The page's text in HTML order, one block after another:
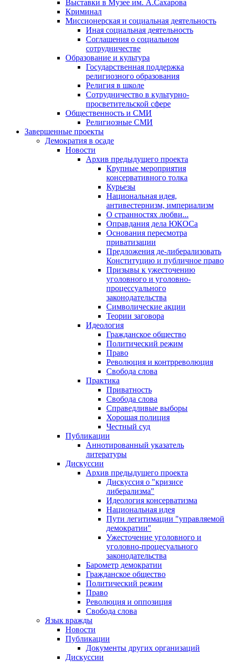
Выставки в Музее им. А.Сахарова
Криминал
Миссионерская и социальная деятельность
Иная социальная деятельность
Соглашения о социальном
сотрудничестве
Образование и культура
Государственная поддержка
религиозного образования
Религия в школе
Сотрудничество в культурно-
просветительской сфере
Общественность и СМИ
Религиозные СМИ
Завершенные проекты
Демократия в осаде
Новости
Архив предыдущего проекта
Крупные мероприятия
консервативного толка
Курьезы
Национальная идея,
антивестернизм, империализм
О странностях любви...
Оправдания дела ЮКОСа
Основания пересмотра
приватизации
Предложения де-либерализовать
Конституцию и публичное право
Призывы к ужесточению
уголовного и уголовно-
процессуального
законодательства
Символические акции
Теории заговора
Идеология
Гражданское общество
Политический режим
Право
Революция и контрреволюция
Свобода слова
Практика
Приватность
Свобода слова
Справедливые выборы
Хорошая полиция
Честный суд
Публикации
Аннотированный указатель
литературы
Дискуссии
Архив предыдущего проекта
Дискуссия о "кризисе
либерализма"
Идеология консерватизма
Национальная идея
Пути легитимации "управляемой
демократии"
Ужесточение уголовного и
уголовно-процесуального
законодательства
Барометр демократии
Гражданское общество
Политический режим
Право
Революция и оппозиция
Свобода слова
Язык вражды
Новости
Публикации
Документы других организаций
Дискуссии